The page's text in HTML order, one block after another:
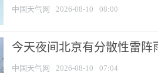
中国天气网 2026-08-10 08:00
今天夜间北京有分散性雷
中国天气网 2026-08-10 07:04